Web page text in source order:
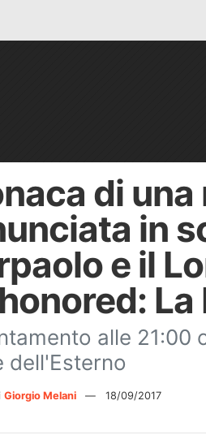
di
in
e il
alle 21:00
dell'Esterno
Giorgio Melani — 18/09/2017